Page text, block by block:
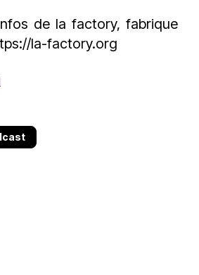
de la factory, fabrique
la-factory.org